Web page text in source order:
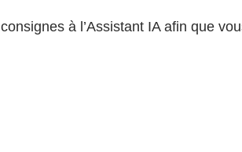
à l’Assistant IA afin que